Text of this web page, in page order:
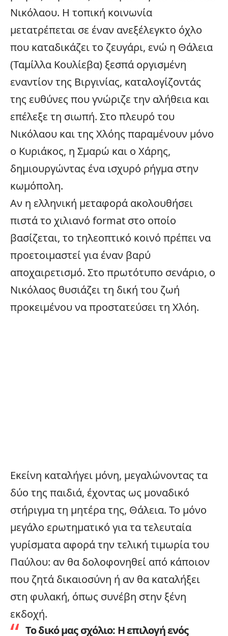
Νικόλαου. Η τοπική κοινωνία
μετατρέπεται σε έναν ανεξέλεγκτο όχλο
που καταδικάζει το ζευγάρι, ενώ η Θάλεια
(Ταμίλλα Κουλίεβα) ξεσπά οργισμένη
εναντίον της Βιργινίας, καταλογίζοντάς
της ευθύνες που γνώριζε την αλήθεια και
επέλεξε τη σιωπή. Στο πλευρό του
Νικόλαου και της Χλόης παραμένουν μόνο
ο Κυριάκος, η Σμαρώ και ο Χάρης,
δημιουργώντας ένα ισχυρό ρήγμα στην
κωμόπολη.
Αν η ελληνική μεταφορά ακολουθήσει
πιστά το χιλιανό format στο οποίο
βασίζεται, το τηλεοπτικό κοινό πρέπει να
προετοιμαστεί για έναν βαρύ
αποχαιρετισμό. Στο πρωτότυπο σενάριο, ο
Νικόλαος θυσιάζει τη δική του ζωή
προκειμένου να προστατεύσει τη Χλόη.
Εκείνη καταλήγει μόνη, μεγαλώνοντας τα
δύο της παιδιά, έχοντας ως μοναδικό
στήριγμα τη μητέρα της, Θάλεια. Το μόνο
μεγάλο ερωτηματικό για τα τελευταία
γυρίσματα αφορά την τελική τιμωρία του
Παύλου: αν θα δολοφονηθεί από κάποιον
που ζητά δικαιοσύνη ή αν θα καταλήξει
στη φυλακή, όπως συνέβη στην ξένη
εκδοχή.
Το δικό μας σχόλιο: Η επιλογή ενός